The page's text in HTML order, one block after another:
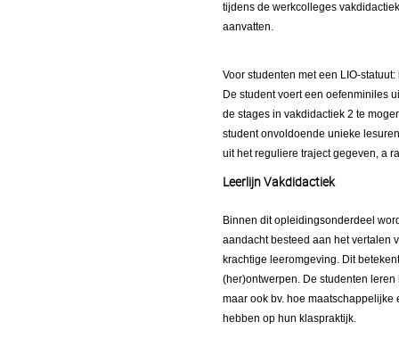
tijdens de werkcolleges
aanvatten.
Voor studenten met een LIO-
De student voert een oefenminiles
de stages in vakdidactiek 2 te
student onvoldoende unieke
uit het reguliere traject gegeven, a
Leerlijn Vakdidactiek
Binnen dit opleidingsonderdeel
aandacht besteed aan het vertalen
krachtige leeromgeving. Dit
(her)ontwerpen. De studenten
maar ook bv. hoe
hebben op hun klaspraktijk.